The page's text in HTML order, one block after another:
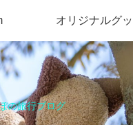
の旅行ブログ
オリジナルグ